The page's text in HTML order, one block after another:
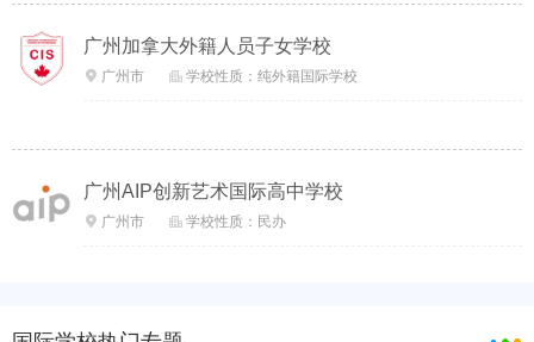
广州加拿大外籍人员子女学校
 广州市  学校性质：纯外籍国际学校
广州AIP创新艺术国际高中学校
 广州市  学校性质：民办